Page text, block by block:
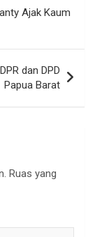
Ajak Kaum
dan DPD
Papua Barat
Ruas yang